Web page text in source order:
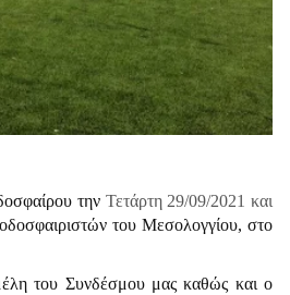
την Τετάρτη 29/09/2021 και
του Μεσολογγίου, στο
του Συνδέσμου μας καθώς και ο